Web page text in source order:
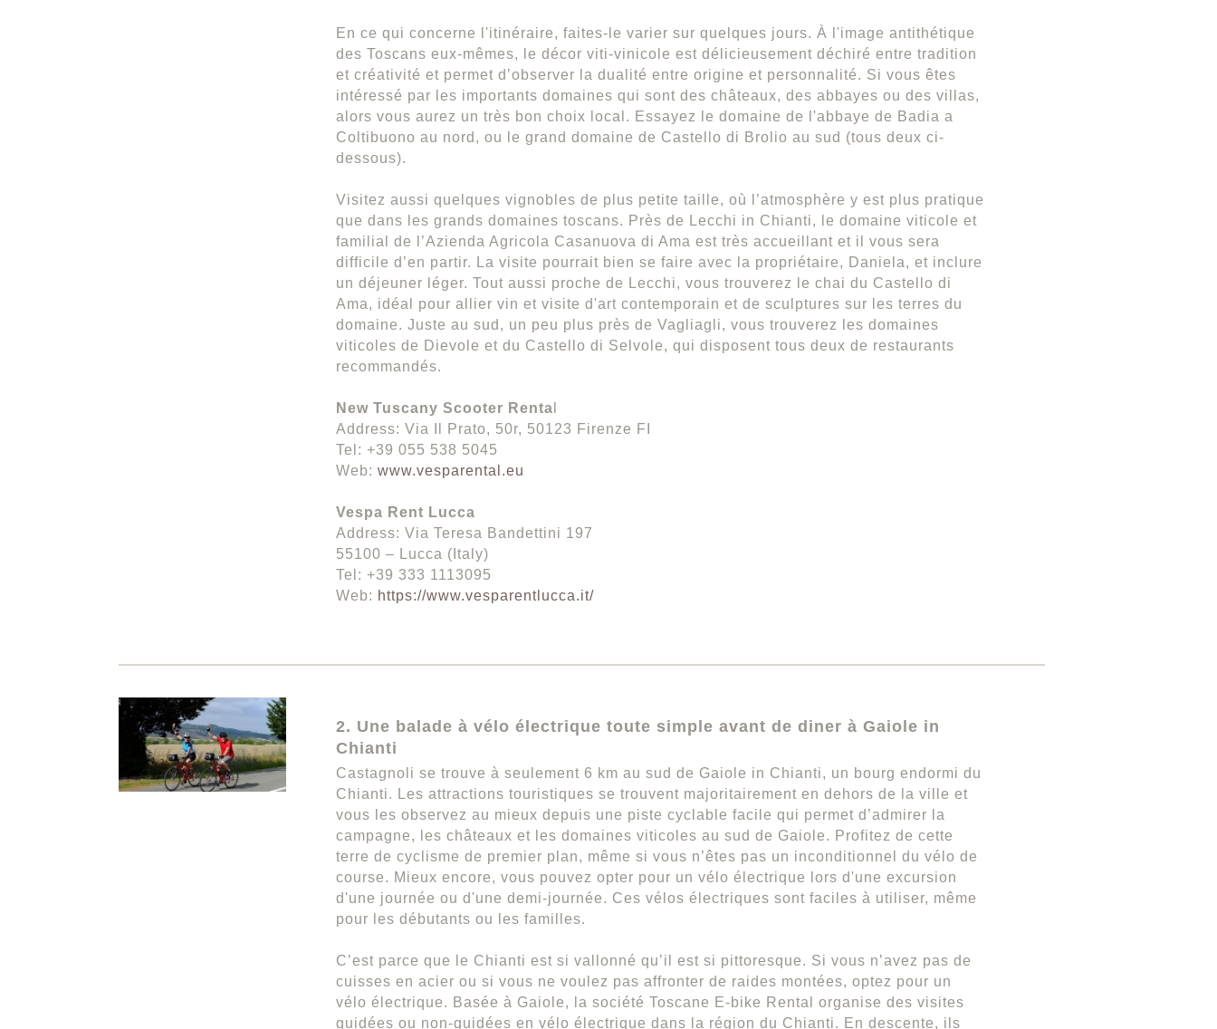
En ce qui concerne l'itinéraire, faites-le varier sur quelques jours. À l'image antithétique
des Toscans eux-mêmes, le décor viti-vinicole est délicieusement déchiré entre tradition
et créativité et permet d’observer la dualité entre origine et personnalité. Si vous êtes
intéressé par les importants domaines qui sont des châteaux, des abbayes ou des villas,
alors vous aurez un très bon choix local. Essayez le domaine de l'abbaye de Badia a
Coltibuono au nord, ou le grand domaine de Castello di Brolio au sud (tous deux ci-
dessous).
Visitez aussi quelques vignobles de plus petite taille, où l’atmosphère y est plus pratique
que dans les grands domaines toscans. Près de Lecchi in Chianti, le domaine viticole et
familial de l’Azienda Agricola Casanuova di Ama est très accueillant et il vous sera
difficile d’en partir. La visite pourrait bien se faire avec la propriétaire, Daniela, et inclure
un déjeuner léger. Tout aussi proche de Lecchi, vous trouverez le chai du Castello di
Ama, idéal pour allier vin et visite d'art contemporain et de sculptures sur les terres du
domaine. Juste au sud, un peu plus près de Vagliagli, vous trouverez les domaines
viticoles de Dievole et du Castello di Selvole, qui disposent tous deux de restaurants
recommandés.
New Tuscany Scooter Renta
Address: Via Il Prato, 50r, 50123 Firenze FI
Tel: +39 055 538 5045
Web: www.vesparental.eu
Vespa Rent Lucca
Address: Via Teresa Bandettini 197
55100 – Lucca (Italy)
Tel: +39 333 1113095
Web: https://www.vesparentlucca.it/
2. Une balade à vélo électrique toute simple avant de diner à Gaiole in
Chianti
Castagnoli se trouve à seulement 6 km au sud de Gaiole in Chianti, un bourg endormi du
Chianti. Les attractions touristiques se trouvent majoritairement en dehors de la ville et
vous les observez au mieux depuis une piste cyclable facile qui permet d’admirer la
campagne, les châteaux et les domaines viticoles au sud de Gaiole. Profitez de cette
terre de cyclisme de premier plan, même si vous n’êtes pas un inconditionnel du vélo de
course. Mieux encore, vous pouvez opter pour un vélo électrique lors d'une excursion
d'une journée ou d'une demi-journée. Ces vélos électriques sont faciles à utiliser, même
pour les débutants ou les familles.
C’est parce que le Chianti est si vallonné qu’il est si pittoresque. Si vous n’avez pas de
cuisses en acier ou si vous ne voulez pas affronter de raides montées, optez pour un
vélo électrique. Basée à Gaiole, la société Toscane E-bike Rental organise des visites
guidées ou non-guidées en vélo électrique dans la région du Chianti. En descente, ils